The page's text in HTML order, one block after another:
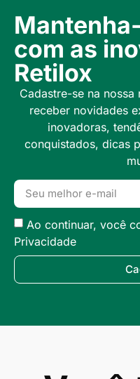
com as
Retilox
Cadastre-se na
receber novidades
inovadoras,
conquistados, dicas
Ao continuar, você
Privacidade